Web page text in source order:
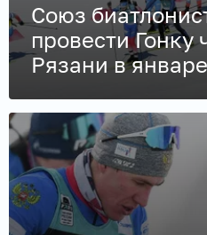
Союз
провести Гонку
Рязани в январе